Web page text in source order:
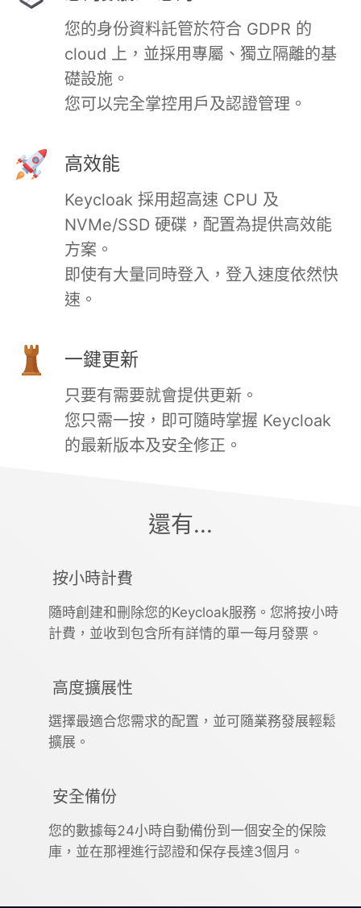
RethinkDB
Ruby
Valkey
Wazuh
您的身份資料託管於符合 GDPR 的
cloud 上，並採用專屬、獨立隔離的基
礎設施。
您可以完全掌控用戶及認證管理。
高效能
Keycloak 採用超高速 CPU 及
NVMe/SSD 硬碟，配置為提供高效能
方案。
即使有大量同時登入，登入速度依然快
速。
一鍵更新
只要有需要就會提供更新。
您只需一按，即可隨時掌握 Keycloak
的最新版本及安全修正。
還有...
按小時計費
隨時創建和刪除您的Keycloak服務。您將按小時
計費，並收到包含所有詳情的單一每月發票。
高度擴展性
選擇最適合您需求的配置，並可隨業務發展輕鬆
擴展。
安全備份
您的數據每24小時自動備份到一個安全的保險
庫，並在那裡進行認證和保存長達3個月。